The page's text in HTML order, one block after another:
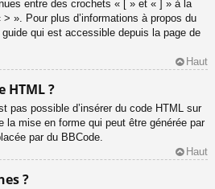
entre des crochets « [ » et « ] » à la
». Pour plus d’informations à propos du
qui est accessible depuis la page de
Haut
HTML ?
pas possible d’insérer du code HTML sur
la mise en forme qui peut être générée par
par du BBCode.
Haut
?